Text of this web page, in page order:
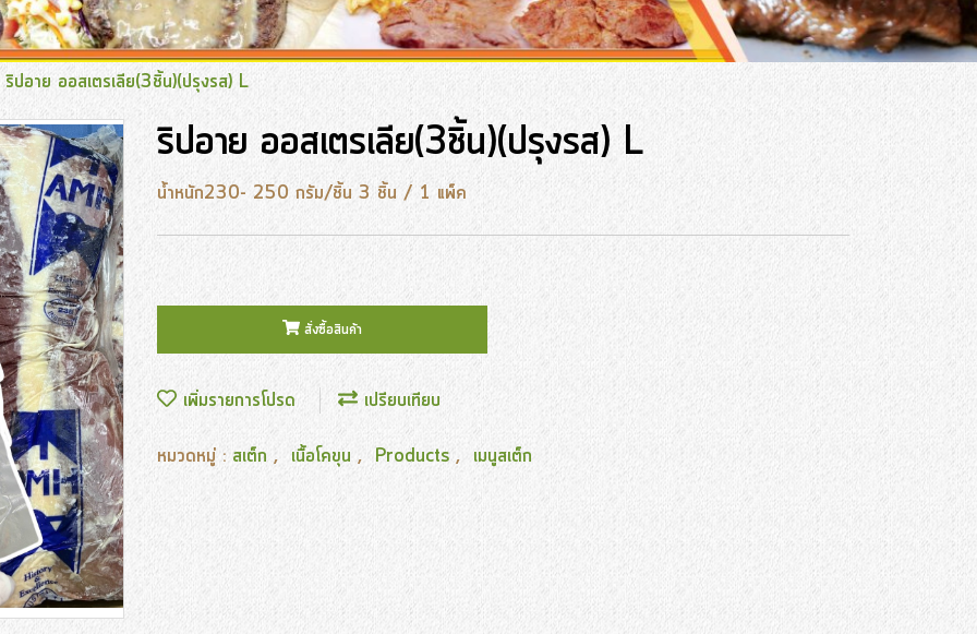
ริปอาย ออสเตรเลีย(3ชิ้น)(ปรุงรส) L
ริปอาย ออสเตรเลีย(3ชิ้น)(ปรุงรส) L
น้ำหนัก230- 250 กรัม/ชิ้น 3 ชิ้น / 1 แพ็ค
สั่งซื้อสินค้า
เพิ่มรายการโปรด เปรียบเทียบ
หมวดหมู่ : สเต็ก , เนื้อโคขุน , Products , เมนูสเต็ก